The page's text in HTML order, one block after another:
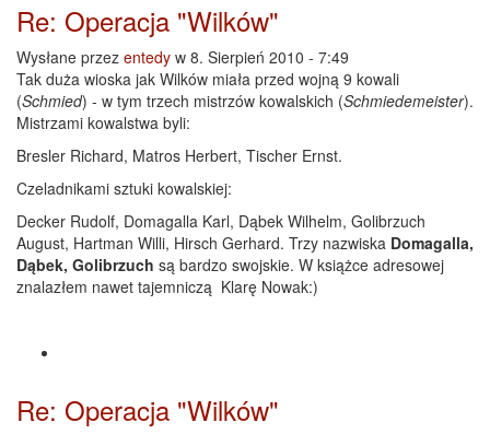
Re: Operacja "Wilków"
Wysłane przez entedy w 8. Sierpień 2010 - 7:49
Tak duża wioska jak Wilków miała przed wojną 9 kowali
(Schmied) - w tym trzech mistrzów kowalskich (Schmiedemeister).
Mistrzami kowalstwa byli:
Bresler Richard, Matros Herbert, Tischer Ernst.
Czeladnikami sztuki kowalskiej:
Decker Rudolf, Domagalla Karl, Dąbek Wilhelm, Golibrzuch
August, Hartman Willi, Hirsch Gerhard. Trzy nazwiska Domagalla,
Dąbek, Golibrzuch są bardzo swojskie. W książce adresowej
znalazłem nawet tajemniczą Klarę Nowak:)
Re: Operacja "Wilków"